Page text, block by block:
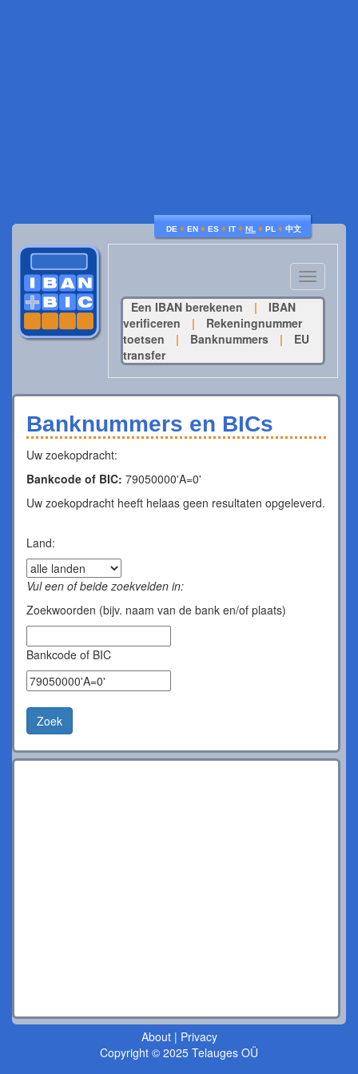
DE ♦ EN ♦ ES ♦ IT ♦ NL ♦ PL ♦ 中文
Toggle
navigation
Een IBAN berekenen
|
IBAN
verificeren
|
Rekeningnummer
toetsen
| Banknummers |
EU
transfer
Banknummers en BICs
Uw zoekopdracht:
Bankcode of BIC: 79050000'A=0'
Uw zoekopdracht heeft helaas geen resultaten opgeleverd.
Land:
Vul een of beide zoekvelden in:
Zoekwoorden (bijv. naam van de bank en/of plaats)
Bankcode of BIC
Zoek
About| Privacy
Copyright © 2025 Telauges OÜ